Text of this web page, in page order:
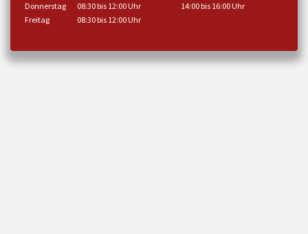
Donnerstag
08:30 bis 12:00 Uhr
14:00 bis 16:00 Uhr
Freitag
08:30 bis 12:00 Uhr